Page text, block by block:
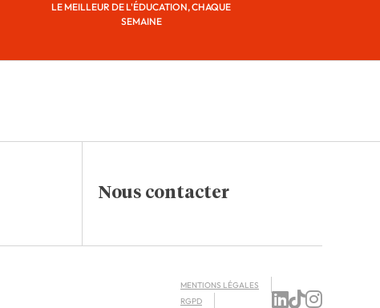
LE MEILLEUR DE L'ÉDUCATION, CHAQUE
SEMAINE
Nous contacter
MENTIONS LÉGALES
RGPD